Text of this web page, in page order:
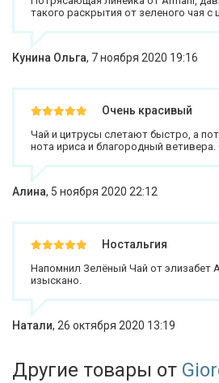
такого раскрытия от зеленого чая с
Кунина Ольга, 7 ноября 2020 19:16
Очень красивый
Чай и цитрусы слетают быстро, а
нота ириса и благородный
Алина, 5 ноября 2020 22:12
Ностальгия
Напомнил Зелёный Чай от элизабет
изыскано.
Натали, 26 октября 2020 13:19
Другие товары от